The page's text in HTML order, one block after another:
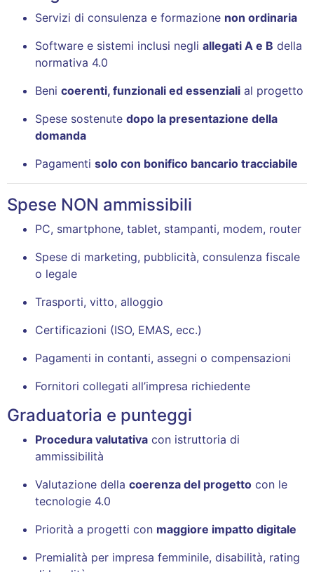
Servizi di consulenza e formazione non ordinaria
Software e sistemi inclusi negli allegati A e B della
normativa 4.0
Beni coerenti, funzionali ed essenziali al progetto
Spese sostenute dopo la presentazione della
domanda
Pagamenti solo con bonifico bancario tracciabile
Spese NON ammissibili
PC, smartphone, tablet, stampanti, modem, router
Spese di marketing, pubblicità, consulenza fiscale
o legale
Trasporti, vitto, alloggio
Certificazioni (ISO, EMAS, ecc.)
Pagamenti in contanti, assegni o compensazioni
Fornitori collegati all’impresa richiedente
Graduatoria e punteggi
Procedura valutativa con istruttoria di
ammissibilità
Valutazione della coerenza del progetto con le
tecnologie 4.0
Priorità a progetti con maggiore impatto digitale
Premialità per impresa femminile, disabilità, rating